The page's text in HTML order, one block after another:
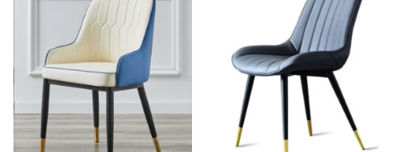
Add to
wishlist
Add to
wishlist